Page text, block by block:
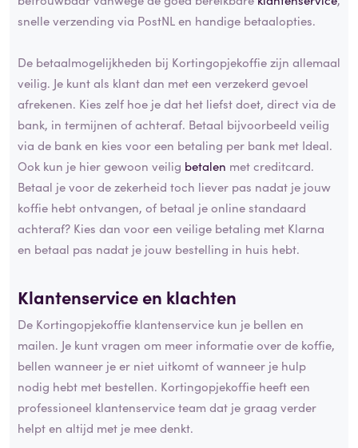
snelle verzending via PostNL en handige betaalopties.
De betaalmogelijkheden bij Kortingopjekoffie zijn allemaal
veilig. Je kunt als klant dan met een verzekerd gevoel
afrekenen. Kies zelf hoe je dat het liefst doet, direct via de
bank, in termijnen of achteraf. Betaal bijvoorbeeld veilig
via de bank en kies voor een betaling per bank met Ideal.
Ook kun je hier gewoon veilig betalen met creditcard.
Betaal je voor de zekerheid toch liever pas nadat je jouw
koffie hebt ontvangen, of betaal je online standaard
achteraf? Kies dan voor een veilige betaling met Klarna
en betaal pas nadat je jouw bestelling in huis hebt.
Klantenservice en klachten
De Kortingopjekoffie klantenservice kun je bellen en
mailen. Je kunt vragen om meer informatie over de koffie,
bellen wanneer je er niet uitkomt of wanneer je hulp
nodig hebt met bestellen. Kortingopjekoffie heeft een
professioneel klantenservice team dat je graag verder
helpt en altijd met je mee denkt.